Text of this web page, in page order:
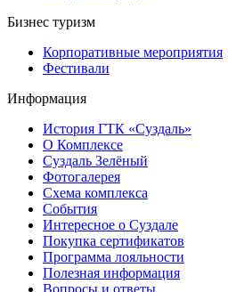
Бизнес туризм
Корпоративные мероприятия
Фестивали
Информация
История ГТК «Суздаль»
О Комплексе
Суздаль Зелёный
Фотогалерея
Схема комплекса
Cобытия
Интересное о Суздале
Покупка сертификатов
Программа лояльности
Полезная информация
Вопросы и ответы